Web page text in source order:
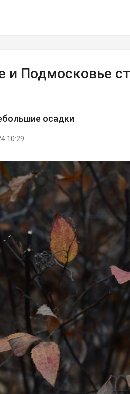
и Подмосковье
осадки
10:29